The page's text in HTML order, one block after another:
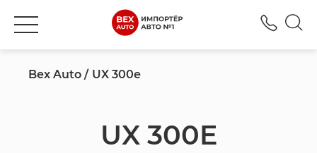
Bex Auto UX 300e
UX 300E